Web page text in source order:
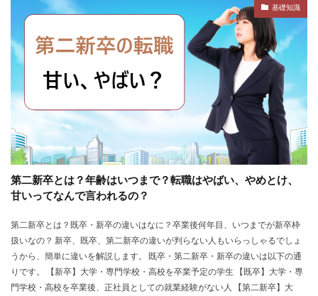
基礎知識
第二新卒とは？年齢はいつまで？転職はやばい、やめとけ、
甘いってなんで言われるの？
第二新卒とは？既卒・新卒の違いはなに？卒業後何年目、いつまでが新卒枠
扱いなの？ 新卒、既卒、第二新卒の違いが判らない人もいらっしゃるでしょ
うから、簡単に違いを解説します。 既卒・第二新卒・新卒の違いは以下の通
りです。 【新卒】大学・専門学校・高校を卒業予定の学生 【既卒】大学・専
門学校・高校を卒業後、正社員としての就業経験がない人 【第二新卒】大